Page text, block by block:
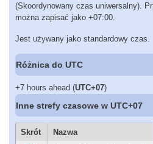
(Skoordynowany czas uniwersalny).
można zapisać jako +07:00.
Jest używany jako standardowy czas.
Różnica do UTC
+7 hours ahead (UTC+07)
Inne strefy czasowe w UTC+07
Skrót
Nazwa